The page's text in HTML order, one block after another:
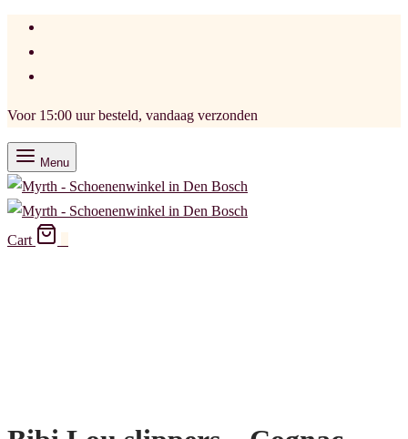
Voor 15:00 uur besteld, vandaag verzonden
Menu
Cart